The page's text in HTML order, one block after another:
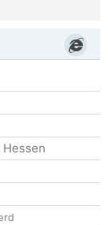
Hessen